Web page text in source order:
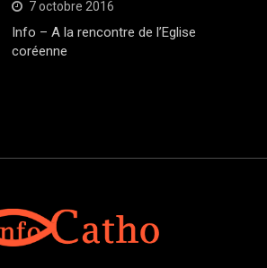
7 octobre 2016
Info – A la rencontre de l’Eglise
coréenne